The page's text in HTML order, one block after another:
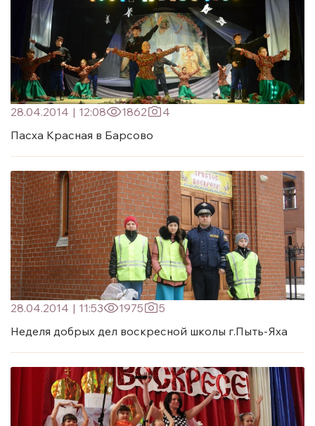
28.04.2014 | 12:08 1862
4
Пасха Красная в Барсово
28.04.2014 | 11:53 1975
5
Неделя добрых дел воскресной школы г.Пыть-Яха